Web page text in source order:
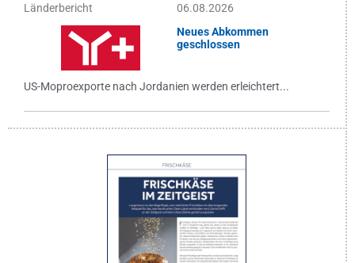
Länderbericht
06.08.2026
Neues Abkommen
geschlossen
US-Moproexporte nach Jordanien werden erleichtert...